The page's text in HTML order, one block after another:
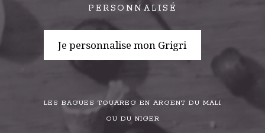
PERSONNALISÉ
Je personnalise mon Grigri
LES BAGUES TOUAREG EN ARGENT DU MALI
OU DU NIGER